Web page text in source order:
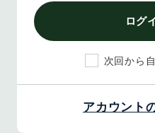
ログ
次回から
アカウント